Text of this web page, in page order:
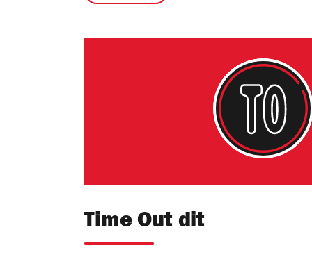
Time Out dit